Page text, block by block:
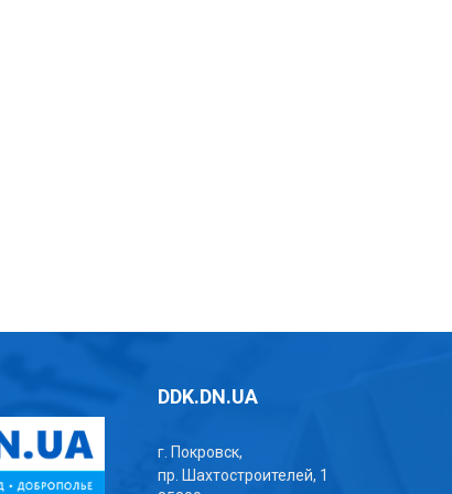
DDK.DN.UA
г. Покровск,
пр. Шахтостроителей, 1